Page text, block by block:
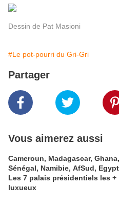
Dessin de Pat Masioni
#Le pot-pourri du Gri-Gri
Partager
Vous aimerez aussi
Cameroun, Madagascar, Ghana,
Sénégal, Namibie, AfSud,
Les 7 palais présidentiels les +
luxueux